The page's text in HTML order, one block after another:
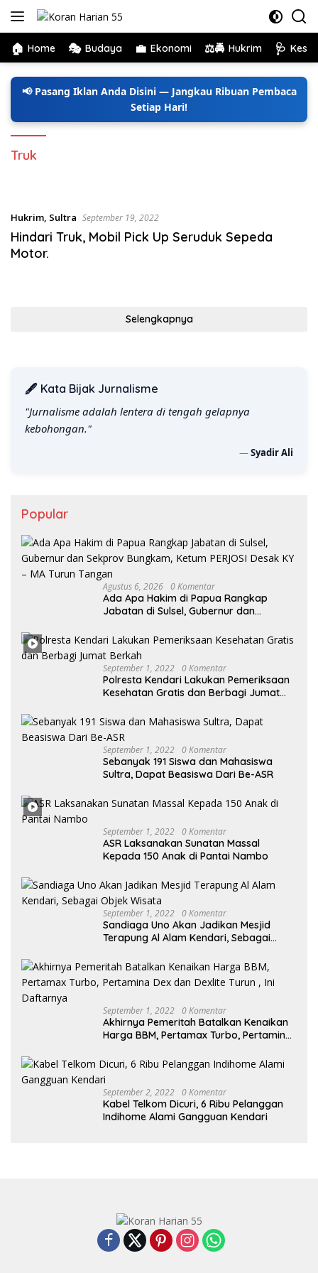
Langsung
🏠 Home 🎭 Budaya 💼 Ekonomi ⚖️🚔 Hukrim 🩺
📢 Pasang Iklan Anda Disini — Jangkau Ribuan Pembaca
Setiap Hari!
Truk
Hukrim, Sultra September 19, 2022
Hindari Truk, Mobil Pick Up Seruduk Sepeda
Motor.
Selengkapnya
🖋️ Kata Bijak Jurnalisme
"Jurnalisme adalah lentera di tengah gelapnya
kebohongan."
—Syadir Ali
Popular
Agustus 6, 2026 0 Komentar
Ada Apa Hakim di Papua Rangkap
Jabatan di Sulsel, Gubernur dan
Desak KY – MA Turun Tangan
September 1, 2022 0 Komentar
Polresta Kendari Lakukan Pemeriksaan
Kesehatan Gratis dan Berbagi Jumat
September 1, 2022 0 Komentar
Sebanyak 191 Siswa dan Mahasiswa
Sultra, Dapat Beasiswa Dari Be-ASR
September 1, 2022 0 Komentar
ASR Laksanakan Sunatan Massal
Kepada 150 Anak di Pantai Nambo
September 1, 2022 0 Komentar
Sandiaga Uno Akan Jadikan Mesjid
Terapung Al Alam Kendari, Sebagai
September 1, 2022 0 Komentar
Akhirnya Pemeritah Batalkan Kenaikan
Harga BBM, Pertamax Turbo, Pertamina
September 2, 2022 0 Komentar
Kabel Telkom Dicuri, 6 Ribu Pelanggan
Indihome Alami Gangguan Kendari